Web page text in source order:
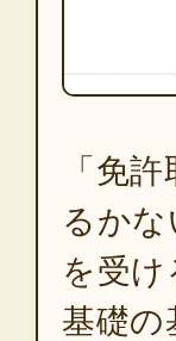
「免
るか
を受け
基礎